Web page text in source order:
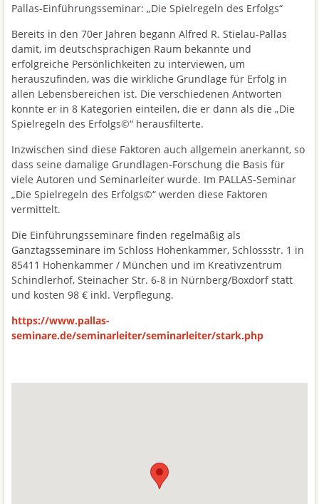
Pallas-Einführungsseminar: „Die Spielregeln des Erfolgs“
Bereits in den 70er Jahren begann Alfred R. Stielau-Pallas
damit, im deutschsprachigen Raum bekannte und
erfolgreiche Persönlichkeiten zu interviewen, um
herauszufinden, was die wirkliche Grundlage für Erfolg in
allen Lebensbereichen ist. Die verschiedenen Antworten
konnte er in 8 Kategorien einteilen, die er dann als die „Die
Spielregeln des Erfolgs©“ herausfilterte.
Inzwischen sind diese Faktoren auch allgemein anerkannt, so
dass seine damalige Grundlagen-Forschung die Basis für
viele Autoren und Seminarleiter wurde. Im PALLAS-Seminar
„Die Spielregeln des Erfolgs©“ werden diese Faktoren
vermittelt.
Die Einführungsseminare finden regelmäßig als
Ganztagsseminare im Schloss Hohenkammer, Schlossstr. 1 in
85411 Hohenkammer / München und im Kreativzentrum
Schindlerhof, Steinacher Str. 6-8 in Nürnberg/Boxdorf statt
und kosten 98 € inkl. Verpflegung.
https://www.pallas-
seminare.de/seminarleiter/seminarleiter/stark.php